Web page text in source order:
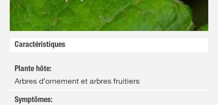
Caractéristiques
Plante hôte:
Arbres d’ornement et arbres fruitiers
Symptômes: